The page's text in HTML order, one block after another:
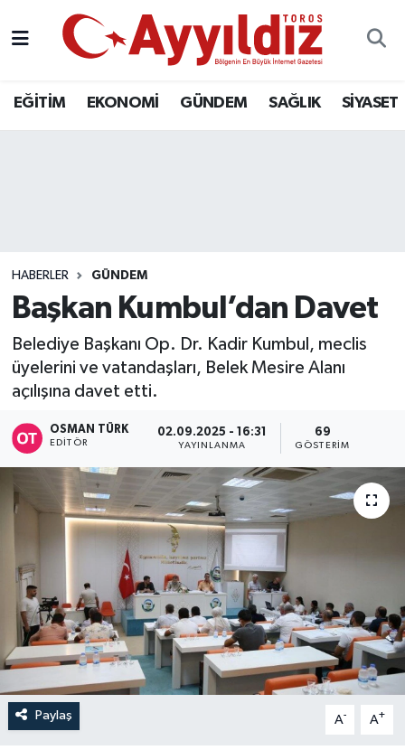
EĞİTİM EKONOMİ GÜNDEM SAĞLIK SİYASET
HABERLER GÜNDEM
Başkan Kumbul’dan Davet
Belediye Başkanı Op. Dr. Kadir Kumbul, meclis
üyelerini ve vatandaşları, Belek Mesire Alanı
açılışına davet etti.
OSMAN TÜRK
EDITÖR
02.09.2025 - 16:31
YAYINLANMA
69
GÖSTERIM
Paylaş A- A+